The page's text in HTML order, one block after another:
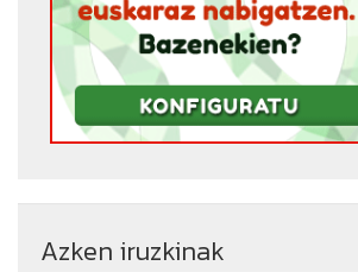
Azken iruzkinak